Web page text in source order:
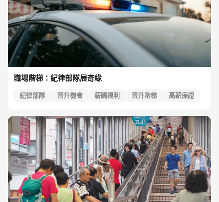
職場階梯：紀律部隊展奇緣
紀律部隊 晉升機會 薪酬福利 晉升階梯 高薪保證